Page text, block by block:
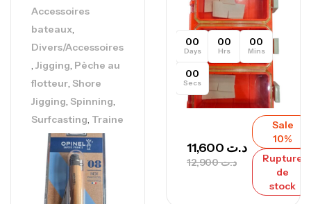
Accessoires
bateaux
Divers/Accessoires
Jigging Pèche au
flotteur Shore
Jigging Spinning
Surfcasting Traine
00
Days
00
Hrs
00
Mins
00
Secs
د.ت12,900
د.ت
Sale
10%
Rupture
de
stock